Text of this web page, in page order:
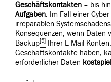
Geschäftskontakten – bis
Aufgaben. Im Fall einer
irreparablen
Konsequenzen, wenn Daten
Backup[5]
Ihrer E-Mail-
Geschäftskontakte haben,
erforderlicher Daten